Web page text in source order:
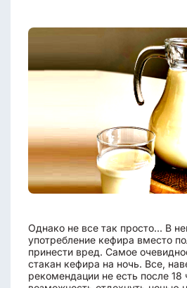
Однако не все так просто... В
употребление кефира вместо
принести вред. Самое
стакан кефира на ночь. Все,
рекомендации не есть после 18